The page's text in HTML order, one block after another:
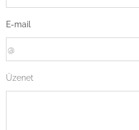
E-mail
Üzenet